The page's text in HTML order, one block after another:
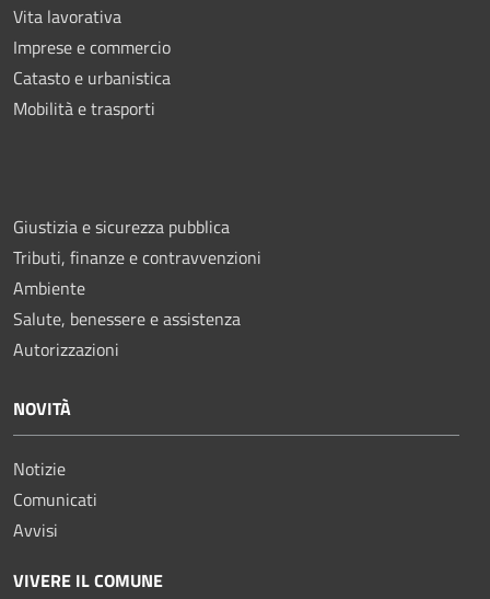
Vita lavorativa
Imprese e commercio
Catasto e urbanistica
Mobilità e trasporti
Giustizia e sicurezza pubblica
Tributi, finanze e contravvenzioni
Ambiente
Salute, benessere e assistenza
Autorizzazioni
NOVITÀ
Notizie
Comunicati
Avvisi
VIVERE IL COMUNE